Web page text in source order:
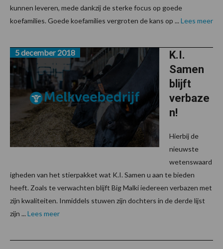
kunnen leveren, mede dankzij de sterke focus op goede
koefamilies. Goede koefamilies vergroten de kans op ... Lees meer
K.I.
Samen
blijft
verbaze
n!
5 december 2018
Hierbij de
nieuwste
wetenswaard
igheden van het stierpakket wat K.I. Samen u aan te bieden
heeft. Zoals te verwachten blijft Big Malki iedereen verbazen met
zijn kwaliteiten. Inmiddels stuwen zijn dochters in de derde lijst
zijn ... Lees meer